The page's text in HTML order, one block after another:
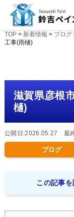
TOP> 新着情報 > ブログ
工事(雨樋)
滋賀県彦根
樋)
公開日:2026.05.27 最
ブログ
この記事を